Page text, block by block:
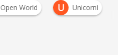
Open World U Unicorni